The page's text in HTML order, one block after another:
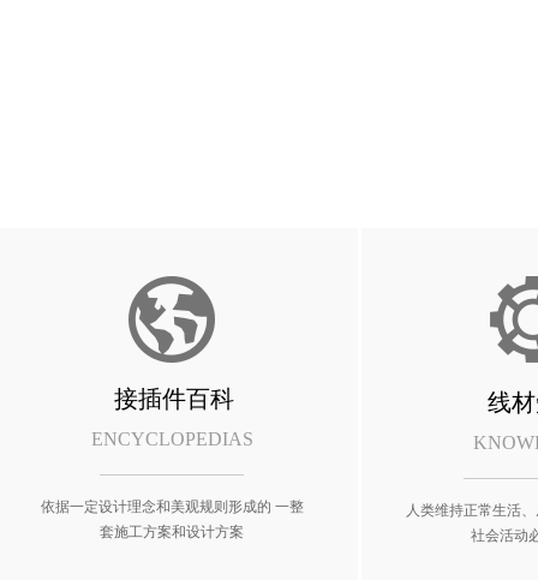
ENCYCLOPEDIAS
人类维持正常生活
社会活动
线
依据一定设计理念和美观规则形成的 一整
套施工方案和设计方案
接插件百科